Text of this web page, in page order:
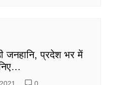
जनहानि, प्रदेश भर में